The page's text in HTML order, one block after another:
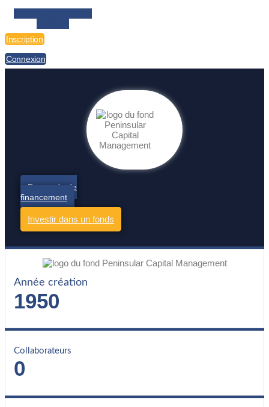
Inscription
Connexion
Demande de
financement
Investir dans un fonds
Année création
1950
Collaborateurs
0